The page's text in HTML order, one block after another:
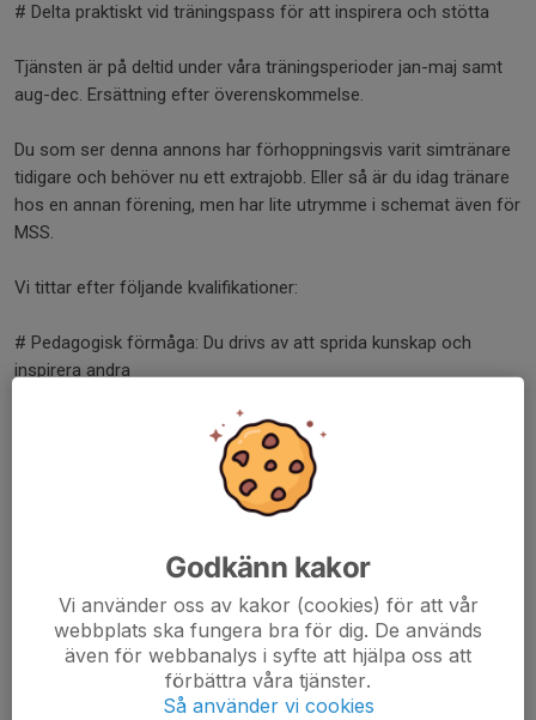
# Delta praktiskt vid träningspass för att inspirera och stötta
Tjänsten är på deltid under våra träningsperioder jan-maj samt
aug-dec. Ersättning efter överenskommelse.
Du som ser denna annons har förhoppningsvis varit simtränare
tidigare och behöver nu ett extrajobb. Eller så är du idag tränare
hos en annan förening, men har lite utrymme i schemat även för
MSS.
Vi tittar efter följande kvalifikationer:
# Pedagogisk förmåga: Du drivs av att sprida kunskap och
inspirera andra
# Utbildning: Helst ser vi att du har uppnått nivå 3 i
utbildningstrappan: Licensierad simtränare
info@malarhojdensim.se
Kommentarer
19 apr 2025
Godkänn kakor
Vi använder oss av kakor (cookies) för att vår
webbplats ska fungera bra för dig. De används
även för webbanalys i syfte att hjälpa oss att
förbättra våra tjänster.
Så använder vi cookies